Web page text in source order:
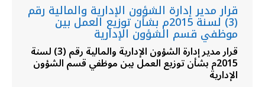
قرار مدير إدارة الشؤون الإدارية والمالية رقم
(3) لسنة 2015م بشأن توزيع العمل بين
موظفي قسم الشؤون الإدارية
قرار مدير إدارة الشؤون الإدارية والمالية رقم (3) لسنة
2015م بشأن توزيع العمل بين موظفي قسم الشؤون
الإدارية